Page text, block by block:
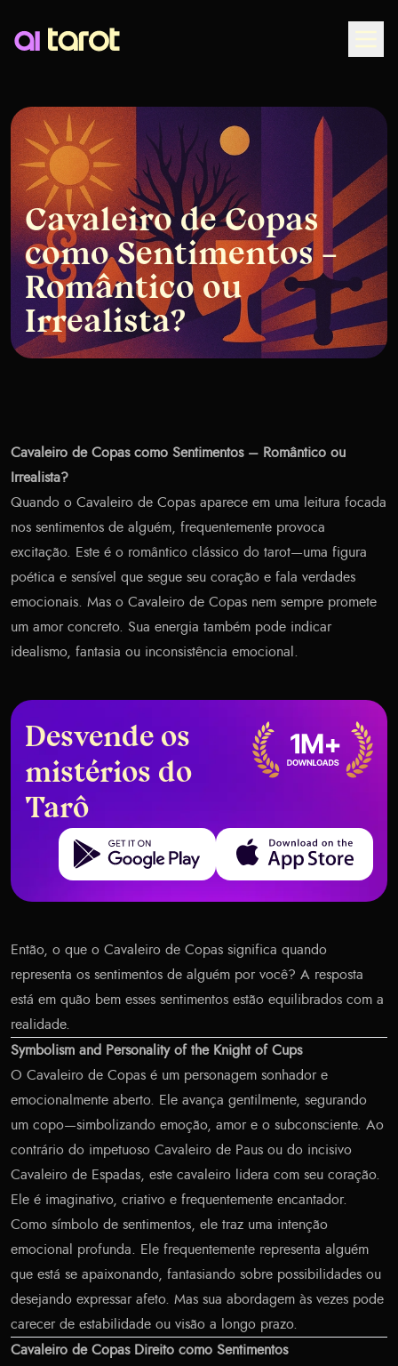
Cavaleiro de Copas
como Sentimentos –
Romântico ou
Irrealista?
Cavaleiro de Copas como Sentimentos – Romântico ou
Irrealista?
Quando o Cavaleiro de Copas aparece em uma leitura focada
nos sentimentos de alguém, frequentemente provoca
excitação. Este é o romântico clássico do tarot—uma figura
poética e sensível que segue seu coração e fala verdades
emocionais. Mas o Cavaleiro de Copas nem sempre promete
um amor concreto. Sua energia também pode indicar
idealismo, fantasia ou inconsistência emocional.
Desvende os
mistérios do
Tarô
Get it on Google Play Download on the App Store
Então, o que o Cavaleiro de Copas significa quando
representa os sentimentos de alguém por você? A resposta
está em quão bem esses sentimentos estão equilibrados com a
realidade.
Symbolism and Personality of the Knight of Cups
O Cavaleiro de Copas é um personagem sonhador e
emocionalmente aberto. Ele avança gentilmente, segurando
um copo—simbolizando emoção, amor e o subconsciente. Ao
contrário do impetuoso Cavaleiro de Paus ou do incisivo
Cavaleiro de Espadas, este cavaleiro lidera com seu coração.
Ele é imaginativo, criativo e frequentemente encantador.
Como símbolo de sentimentos, ele traz uma intenção
emocional profunda. Ele frequentemente representa alguém
que está se apaixonando, fantasiando sobre possibilidades ou
desejando expressar afeto. Mas sua abordagem às vezes pode
carecer de estabilidade ou visão a longo prazo.
Cavaleiro de Copas Direito como Sentimentos